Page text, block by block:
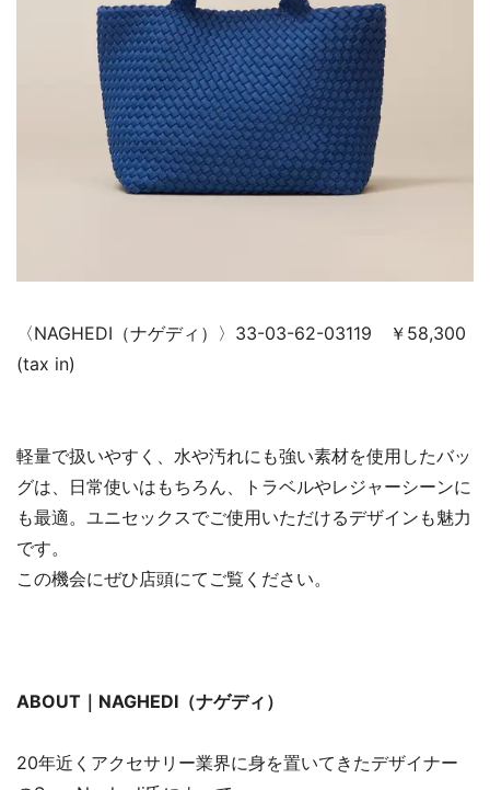
〈NAGHEDI（ナゲディ）〉33-03-62-03119 ￥58,300
(tax in)
軽量で扱いやすく、水や汚れにも強い素材を使用したバッ
グは、日常使いはもちろん、トラベルやレジャーシーンに
も最適。ユニセックスでご使用いただけるデザインも魅力
です。
この機会にぜひ店頭にてご覧ください。
ABOUT｜NAGHEDI（ナゲディ）
20年近くアクセサリー業界に身を置いてきたデザイナー